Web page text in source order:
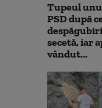
Tupeul
PSD după
secetă, iar
vândut...